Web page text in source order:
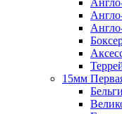
15мм